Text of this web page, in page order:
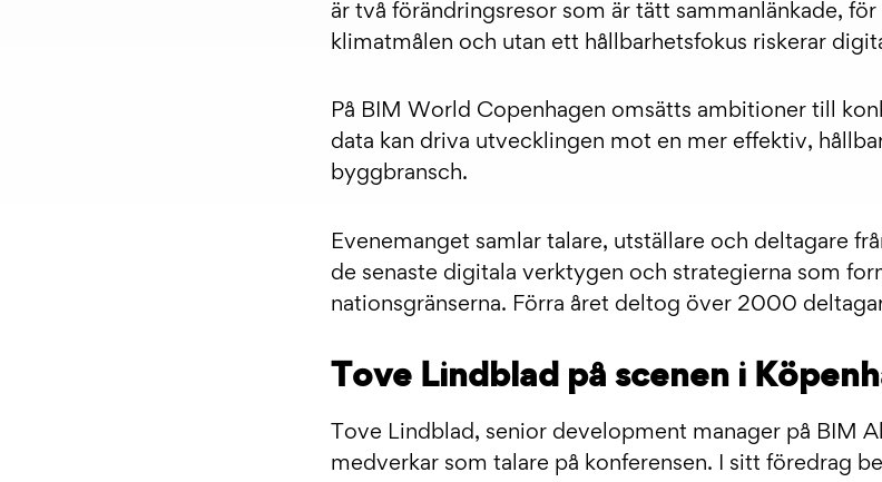
är två förändringsresor som är tätt sammanlänkade,
klimatmålen och utan ett hållbarhetsfokus riskerar
På BIM World Copenhagen omsätts ambitioner till
data kan driva utvecklingen mot en mer effektiv,
byggbransch.
Evenemanget samlar talare, utställare och deltagare
de senaste digitala verktygen och strategierna som
nationsgränserna. Förra året deltog över 2000
Tove Lindblad på scenen i
Tove Lindblad, senior development manager på BIM
medverkar som talare på konferensen. I sitt föredrag